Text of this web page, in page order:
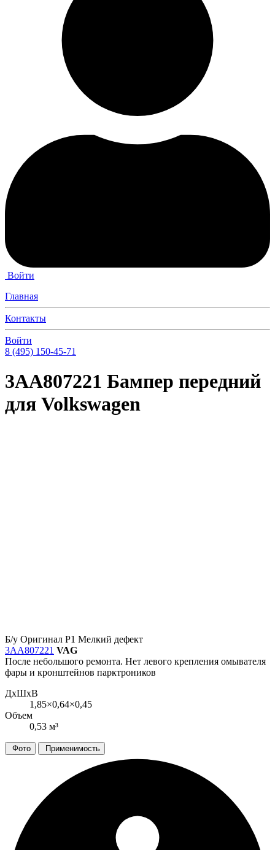
Войти
Главная
Контакты
Войти
8 (495) 150-45-71
3AA807221 Бампер передний
для Volkswagen
Б/у Оригинал Р1 Мелкий дефект
3AA807221 VAG
После небольшого ремонта. Нет левого крепления омывателя
фары и кронштейнов парктроников
ДxШxВ
1,85×0,64×0,45
Объем
0,53 м³
Фото Применимость